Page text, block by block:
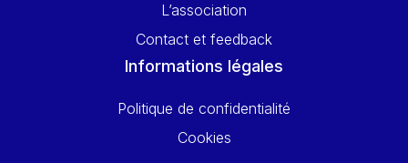
L’association
Contact et feedback
Informations légales
Politique de confidentialité
Cookies